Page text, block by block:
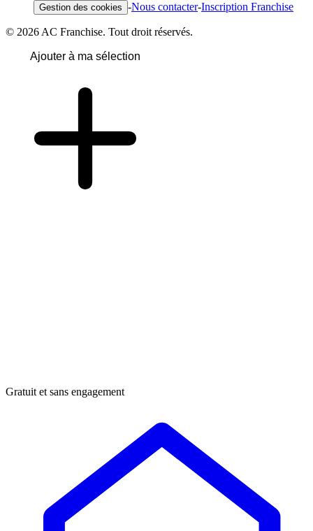
Gestion des cookies -Nous contacter-Inscription Franchise
© 2026 AC Franchise. Tout droit réservés.
Ajouter à ma sélection
Gratuit et sans engagement